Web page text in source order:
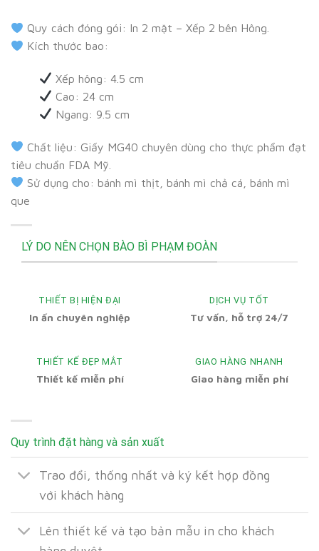
Quy cách đóng gói: In 2 mặt – Xếp 2 bên Hông.
Kích thước bao:
Xếp hông: 4.5 cm
Cao: 24 cm
Ngang: 9.5 cm
Chất liệu: Giấy MG40 chuyên dùng cho thực phẩm đạt
tiêu chuẩn FDA Mỹ.
Sử dụng cho: bánh mì thịt, bánh mì chả cá, bánh mì
que
LÝ DO NÊN CHỌN BÀO BÌ PHẠM ĐOÀN
THIẾT BỊ HIỆN ĐẠI
In ấn chuyên nghiệp
DỊCH VỤ TỐT
Tư vấn, hỗ trợ 24/7
THIẾT KẾ ĐẸP MẮT
Thiết kế miễn phí
GIAO HÀNG NHANH
Giao hàng miễn phí
Quy trình đặt hàng và sản xuất
Trao đổi, thống nhất và ký kết hợp đồng
với khách hàng
Lên thiết kế và tạo bản mẫu in cho khách